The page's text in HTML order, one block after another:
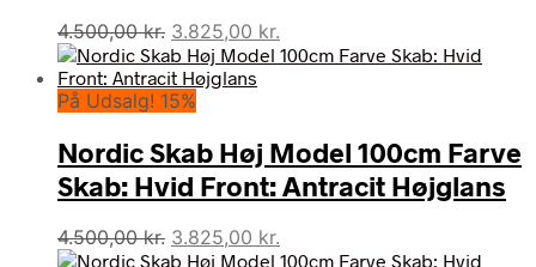
4.500,00kr. Den
oprindelige
pris
var:
3.825,00 kr.
aktuelle
På Udsalg! 15%
Nordic Skab Høj Model 100cm Farve
Skab: Hvid Front: Antracit Højglans
4.500,00kr. Den
oprindelige
3.825,00 kr.
aktuelle